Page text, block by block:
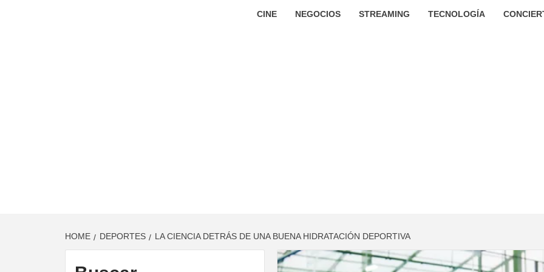
CINE NEGOCIOS STREAMING TECNOLOGÍA
HOME DEPORTES LA CIENCIA DETRÁS DE UNA BUENA HIDRATACIÓN DEPORTIVA